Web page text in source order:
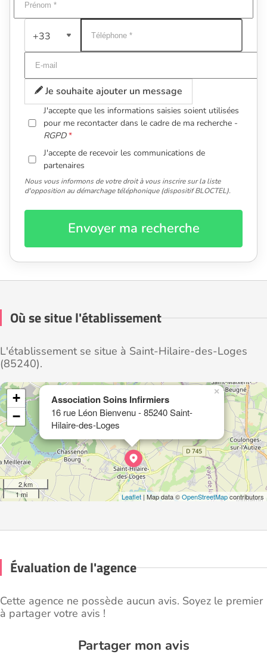
+33
Je souhaite ajouter un message
J'accepte que les informations saisies soient utilisées
pour me recontacter dans le cadre de ma recherche -
RGPD
J'accepte de recevoir les communications de
partenaires
Nous vous informons de votre droit à vous inscrire sur la liste
d'opposition au démarchage téléphonique (dispositif BLOCTEL).
Envoyer ma recherche
Où se situe l'établissement
L'établissement se situe à Saint-Hilaire-des-Loges
(85240).
Association Soins Infirmiers
16 rue Léon Bienvenu - 85240 Saint-
Hilaire-des-Loges
×
+
−
2 km
1 mi
Leaflet | Map data ©OpenStreetMapcontributors
Évaluation de l'agence
Cette agence ne possède aucun avis. Soyez le premier
à partager votre avis !
Partager mon avis